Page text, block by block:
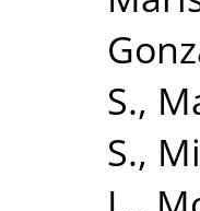
S.,
S.,